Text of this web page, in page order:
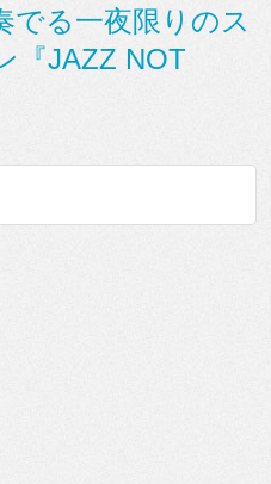
でる一夜限りのス
『JAZZ NOT